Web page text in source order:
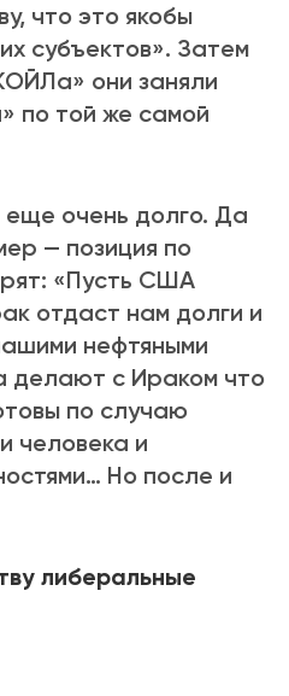
что это якобы
субъектов». Затем
они заняли
по той же самой
еще очень долго. Да
— позиция по
«Пусть США
отдаст нам долги и
нефтяными
делают с Ираком что
по случаю
человека и
Но после и
либеральные